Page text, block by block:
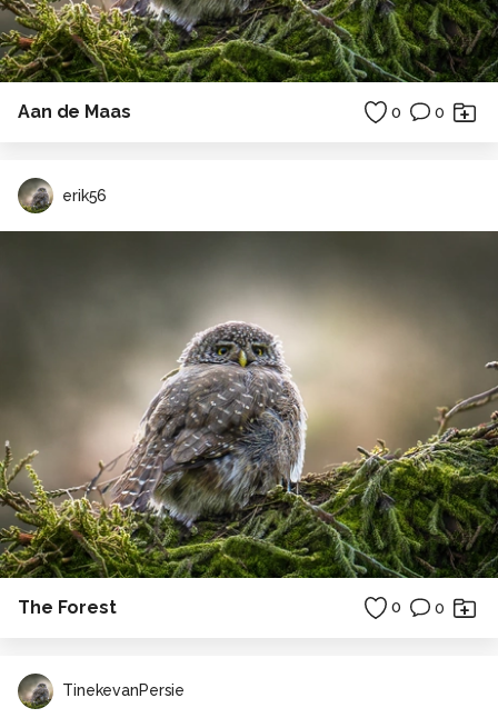
Aan de Maas 0 0
erik56
The Forest 0 0
TinekevanPersie